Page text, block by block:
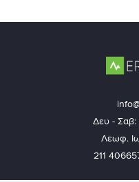
Δευ - Σαβ:
Λεωφ.
211